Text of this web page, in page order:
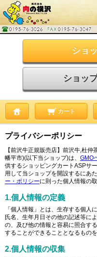
ショ
ショッ
カート
プライバシーポリシー
【前沢牛正規販売店】前沢牛,杜
幡平市)(以下当ショップ)は、 GMO
供するショッピングカートASPサ
用して当ショップを開設するにあ
ー・ポリシーに則った個人情報の
1.個人情報の定義
「個人情報」とは、生存する個人
氏名、生年月日その他の記述等に
の、及び他の情報と容易に照合す
することができることとなるものを
2.個人情報の収集